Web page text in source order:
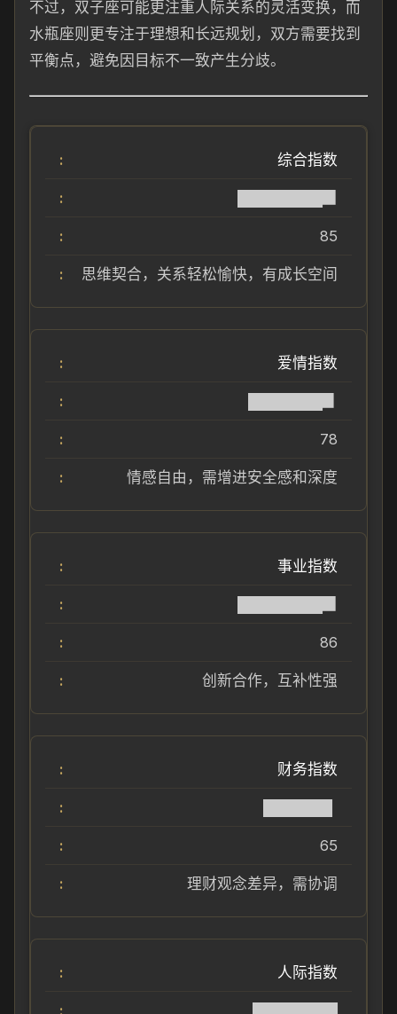
不过，双子座可能更注重人际关系的灵活变换，而
水瓶座则更专注于理想和长远规划，双方需要找到
平衡点，避免因目标不一致产生分歧。
综合指数
85
思维契合，关系轻松愉快，有成长空间
爱情指数
78
情感自由，需增进安全感和深度
事业指数
86
创新合作，互补性强
财务指数
65
理财观念差异，需协调
人际指数